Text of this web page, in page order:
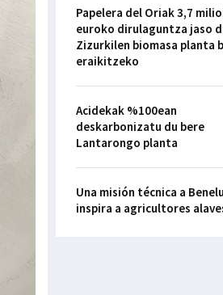
Papelera del Oriak 3,7
euroko dirulaguntza jaso
Zizurkilen biomasa planta
eraikitzeko
Acidekak %100ean
deskarbonizatu du bere
Lantarongo planta
Una misión técnica a
inspira a agricultores